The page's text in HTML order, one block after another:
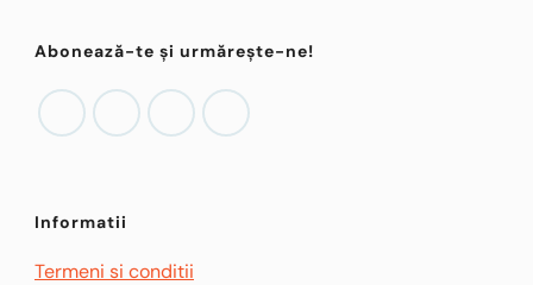
Abonează-te și urmărește-ne!
Informatii
Termeni si conditii